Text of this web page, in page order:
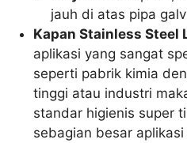
jauh di atas pipa
Kapan Stainless Steel
aplikasi yang sangat
seperti pabrik kimia
tinggi atau industri
standar higienis super
sebagian besar